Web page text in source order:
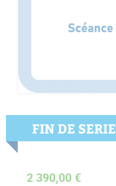
FIN DE
2 390,00 €